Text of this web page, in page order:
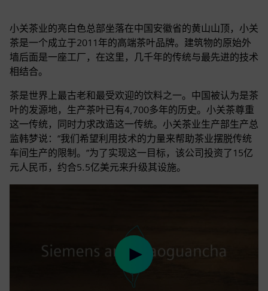
小关茶业的亮白色总部坐落在中国安徽省的黄山山顶，小关
茶是一个成立于2011年的高端茶叶品牌。建筑物的原始外
墙后面是一座工厂，在这里，几千年的传统与最先进的技术
相结合。
茶是世界上最古老和最受欢迎的饮料之一。中国被认为是茶
叶的发源地，生产茶叶已有4,700多年的历史。小关茶尊重
这一传统，同时力求改造这一传统。小关茶业生产部生产总
监韩梦说：“我们希望利用技术的力量来帮助茶业摆脱传统
车间生产的限制。”为了实现这一目标，该公司投资了15亿
元人民币，约合5.5亿美元来升级其设施。
Play